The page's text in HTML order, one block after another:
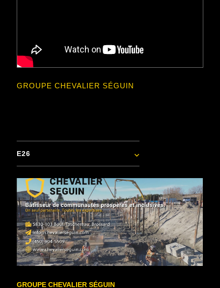
GROUPE CHEVALIER SÉGUIN
E26
GROUPE CHEVALIER SÉGUIN